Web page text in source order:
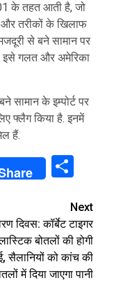
के तहत आती है, जो
और तरीकों के खिलाफ
से बने सामान पर
इसे गलत और अमेरिका
सामान के इम्पोर्ट पर
फ्लैग किया है. इनमें
हैं.
Next
दिवस: कॉर्बेट टाइगर
बोतलों की होगी
सैलानियों को कांच की
में दिया जाएगा पानी